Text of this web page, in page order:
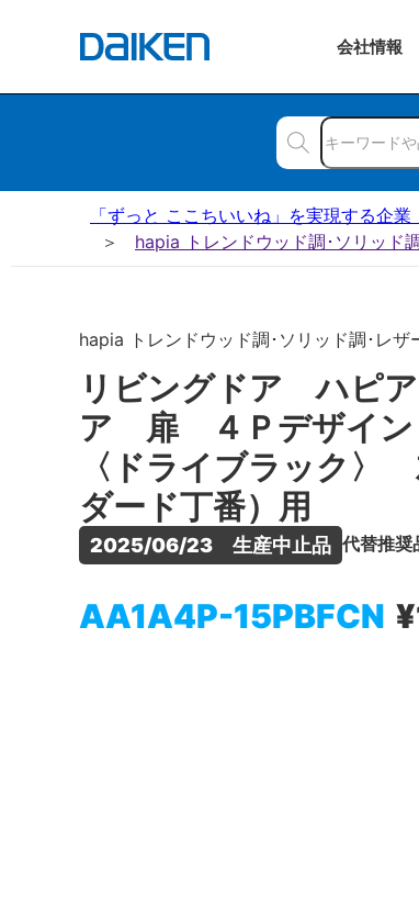
会社情報
「ずっと ここちいいね」を実現する企
hapia トレンドウッド調･ソリッド
hapia トレンドウッド調･ソリッド調･レ
リビングドア ハピ
ア 扉 ４Ｐデザイ
〈ドライブラック
ダード丁番）用
2025/06/23　生産中止品 代替推奨
AA1A4P-15PBFCN